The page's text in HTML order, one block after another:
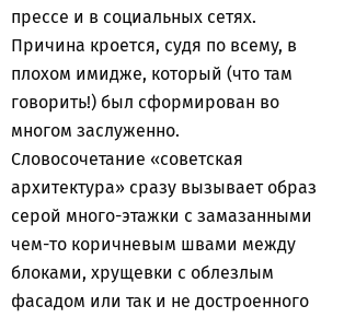
прессе и в социальных сетях.
Причина кроется, судя по всему, в
плохом имидже, который (что там
говорить!) был сформирован во
многом заслуженно.
Словосочетание «советская
архитектура» сразу вызывает образ
серой много-этажки с замазанными
чем-то коричневым швами между
блоками, хрущевки с облезлым
фасадом или так и не достроенного